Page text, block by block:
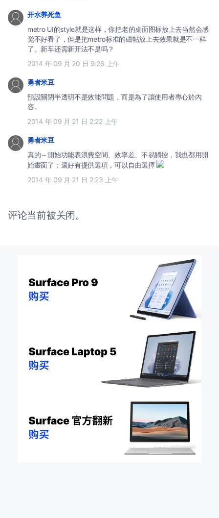
开水养死鱼
metro UI的style就是这样，你把老的桌面图标放上去当然会感
觉不好看了，但是把metro标准的磁帖放上去效果就是不一样
了。新车还需新开法不是吗？
2014 年 09 月 20 日 9:26 上午
勇者米豆
預設關閉半透明不是效能問題，而是為了讓使用者專心於內
容。
2014 年 09 月 21 日 2:22 上午
勇者米豆
真的～開始功能表浪費空間、效率差、不易觸控，我也都用開
始畫面了；還好有提供選項，可以自由選擇
2014 年 09 月 21 日 2:23 上午
评论当前被关闭。